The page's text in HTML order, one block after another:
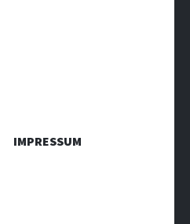
IMPRESSUM